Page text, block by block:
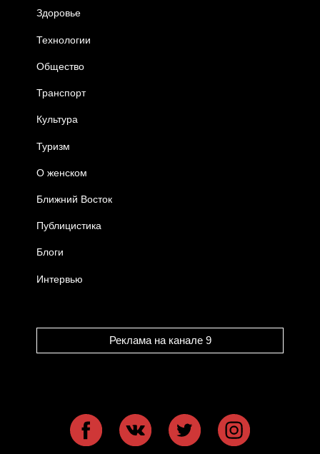
Здоровье
Технологии
Общество
Транспорт
Культура
Туризм
О женском
Ближний Восток
Публицистика
Блоги
Интервью
Реклама на канале 9